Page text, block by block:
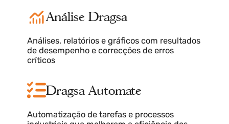
Conheça todos os rostos da
Dragsa
Ter a confiança de uma gestão reconhecida e
comprovada pelos líderes do sector.
Monitor Dragsa
Monitorização em tempo real, diagnósticos